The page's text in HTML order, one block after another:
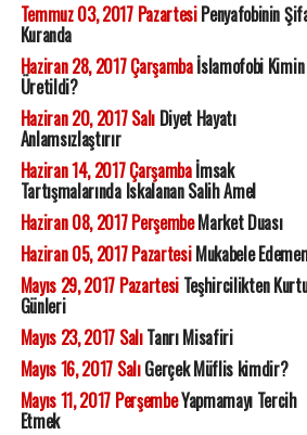
Temmuz 03, 2017 PazartesiPenyafobinin
Kuranda
Haziran 28, 2017 Çarşambaİslamofobi
Üretildi?
Haziran 20, 2017 SalıDiyet Hayatı
Anlamsızlaştırır
Haziran 14, 2017 Çarşambaİmsak
Tartışmalarında Iskalanan Salih Amel
Haziran 08, 2017 PerşembeMarket Duası
Haziran 05, 2017 PazartesiMukabele
Mayıs 29, 2017 PazartesiTeşhircilikten
Günleri
Mayıs 23, 2017 SalıTanrı Misafiri
Mayıs 16, 2017 SalıGerçek Müflis kimdir?
Mayıs 11, 2017 PerşembeYapmamayı Tercih
Etmek